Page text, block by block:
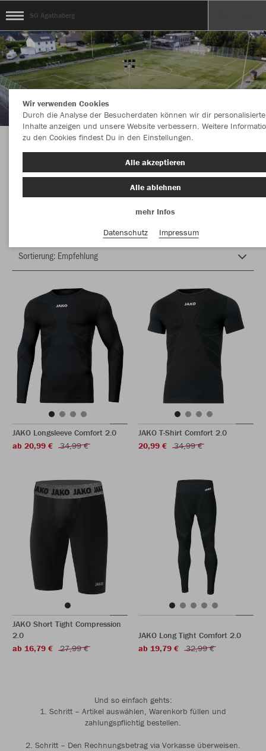
SG Agathaberg
Online Shop SG Agathaberg
JAKO Longsleeve Comfort 2.0
ab 20,99 €
34,99 €
JAKO T-Shirt Comfort 2.0
20,99 €
34,99 €
JAKO Short Tight Compression
2.0
ab 16,79 €
27,99 €
JAKO Long Tight Comfort 2.0
ab 19,79 €
32,99 €
Und so einfach gehts:
1. Schritt – Artikel auswählen, Warenkorb füllen und
zahlungspflichtig bestellen.
2. Schritt – Den Rechnungsbetrag via Vorkasse überweisen.
Wir verwenden Cookies
Durch die Analyse der Besucherdaten können wir dir personalisierte
Inhalte anzeigen und unsere Website verbessern. Weitere
zu den Cookies findest Du in den Einstellungen.
Alle akzeptieren
Alle ablehnen
mehr Infos
Datenschutz
Impressum